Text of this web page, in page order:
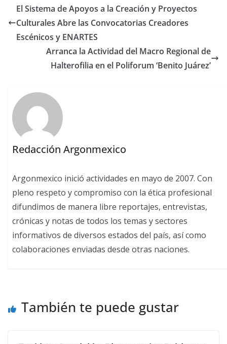
El Sistema de Apoyos a la Creación y Proyectos
Culturales Abre las Convocatorias Creadores
Escénicos y ENARTES
Arranca la Actividad del Macro Regional de
Halterofilia en el Poliforum ‘Benito Juárez’
Redacción Argonmexico
Argonmexico inició actividades en mayo de 2007. Con
pleno respeto y compromiso con la ética profesional
difundimos de manera libre reportajes, entrevistas,
crónicas y notas de todos los temas y sectores
informativos de diversos estados del país, así como
colaboraciones enviadas desde otras naciones.
También te puede gustar